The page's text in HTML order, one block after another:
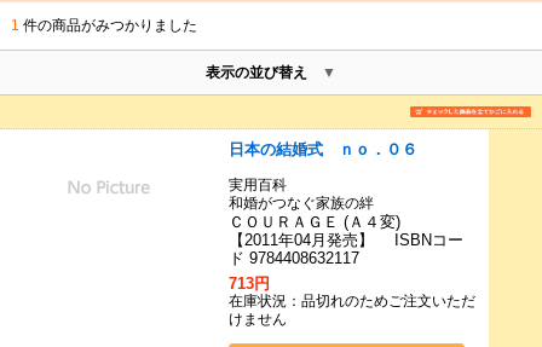
1 件の商品がみつかりました
表示の並び替え
日本の結婚式 ｎｏ．０６
実用百科
和婚がつなぐ家族の絆
ＣＯＵＲＡＧＥ (Ａ４変)
【2011年04月発売】 ISBNコー
ド 9784408632117
713円
在庫状況：品切れのためご注文いただ
けません